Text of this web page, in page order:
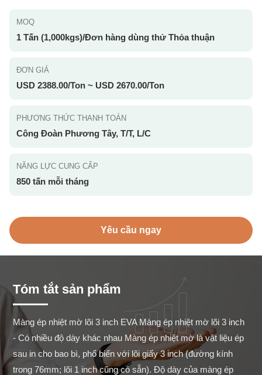
MOQ
1 Tấn (1,000kgs)/Đơn hàng dùng thử Thỏa thuận
ĐƠN GIÁ
USD 2388.00/Ton ~ USD 2670.00/Ton
PHƯƠNG THỨC THANH TOÁN
Công Đoàn Phương Tây, T/T, L/C
NĂNG LỰC CUNG CẤP
850 tấn mỗi tháng
Yêu cầu ngay
Tóm tắt sản phẩm
Màng ép nhiệt mờ lõi 3 inch EVA Màng ép nhiệt mờ lõi 3 inch
- Có nhiều độ dày khác nhau Màng ép nhiệt mờ là vật liệu ép
sau in cho bao bì, phổ biến với lõi giấy 3 inch (đường kính
trong 76mm; lõi 1 inch cũng có sẵn). Độ dày của màng ép